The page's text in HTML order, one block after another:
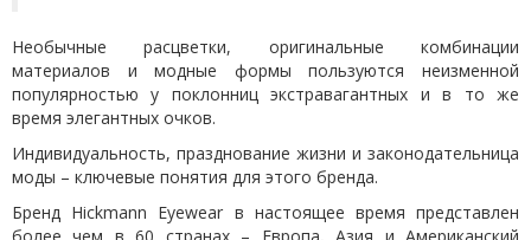
Необычные расцветки, оригинальные комбинации
материалов и модные формы пользуются неизменной
популярностью у поклонниц экстравагантных и в то же
время элегантных очков.
Индивидуальность, празднование жизни и законодательница
моды – ключевые понятия для этого бренда.
Бренд Hickmann Eyewear в настоящее время представлен